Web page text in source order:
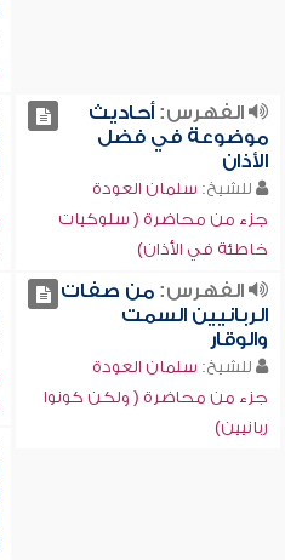
الفهرس:أحاديث
موضوعة في فضل
الأذان
للشيخ: سلمان العودة
جزء من محاضرة ( سلوكيات
خاطئة في الأذان)
الفهرس:من صفات
الربانيين السمت
والوقار
للشيخ: سلمان العودة
جزء من محاضرة ( ولكن كونوا
ربانيين)